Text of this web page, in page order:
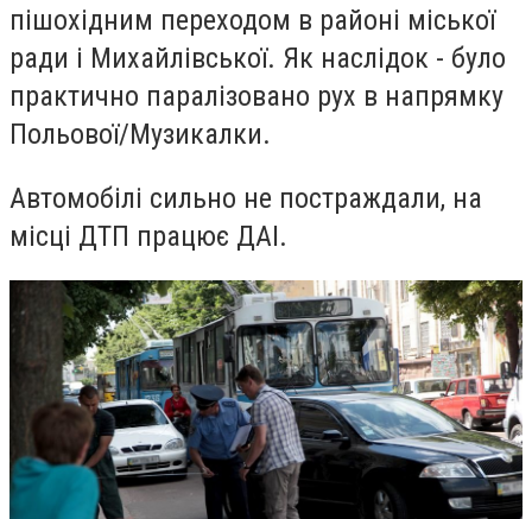
пішохідним переходом в районі міської
ради і Михайлівської. Як наслідок - було
практично паралізовано рух в напрямку
Польової/Музикалки.
Автомобілі сильно не постраждали, на
місці ДТП працює ДАІ.